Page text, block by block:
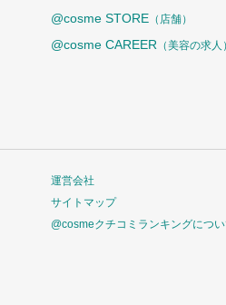
@cosme STORE （店舗）
@cosme CAREER （美容の求人）
運営会社
サイトマップ
@cosmeクチコミランキングにつ